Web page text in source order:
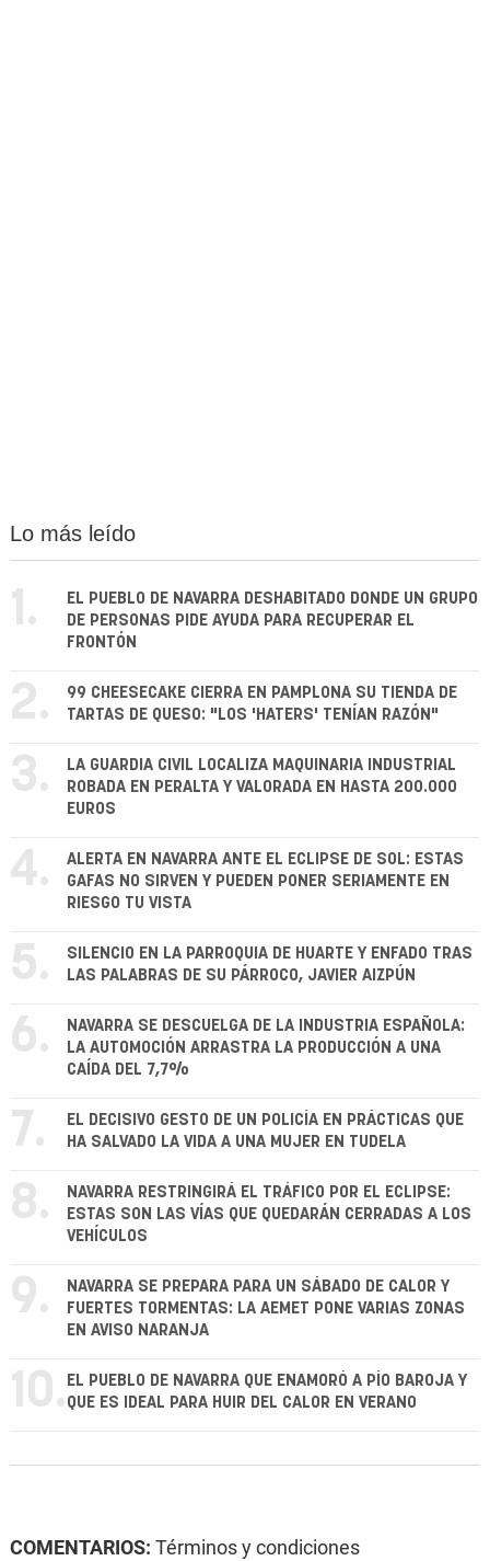
Lo más leído
1.
EL PUEBLO DE NAVARRA DESHABITADO DONDE UN GRUPO
DE PERSONAS PIDE AYUDA PARA RECUPERAR EL
FRONTÓN
2.
99 CHEESECAKE CIERRA EN PAMPLONA SU TIENDA DE
TARTAS DE QUESO: "LOS 'HATERS' TENÍAN RAZÓN"
3.
LA GUARDIA CIVIL LOCALIZA MAQUINARIA INDUSTRIAL
ROBADA EN PERALTA Y VALORADA EN HASTA 200.000
EUROS
4.
ALERTA EN NAVARRA ANTE EL ECLIPSE DE SOL: ESTAS
GAFAS NO SIRVEN Y PUEDEN PONER SERIAMENTE EN
RIESGO TU VISTA
5.
SILENCIO EN LA PARROQUIA DE HUARTE Y ENFADO TRAS
LAS PALABRAS DE SU PÁRROCO, JAVIER AIZPÚN
6.
NAVARRA SE DESCUELGA DE LA INDUSTRIA ESPAÑOLA:
LA AUTOMOCIÓN ARRASTRA LA PRODUCCIÓN A UNA
CAÍDA DEL 7,7%
7.
EL DECISIVO GESTO DE UN POLICÍA EN PRÁCTICAS QUE
HA SALVADO LA VIDA A UNA MUJER EN TUDELA
8.
NAVARRA RESTRINGIRÁ EL TRÁFICO POR EL ECLIPSE:
ESTAS SON LAS VÍAS QUE QUEDARÁN CERRADAS A LOS
VEHÍCULOS
9.
NAVARRA SE PREPARA PARA UN SÁBADO DE CALOR Y
FUERTES TORMENTAS: LA AEMET PONE VARIAS ZONAS
EN AVISO NARANJA
10. EL PUEBLO DE NAVARRA QUE ENAMORÓ A PÍO BAROJA Y
QUE ES IDEAL PARA HUIR DEL CALOR EN VERANO
COMENTARIOS: Términos y condiciones